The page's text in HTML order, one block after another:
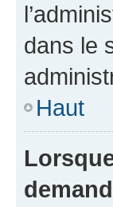
dans le
Haut